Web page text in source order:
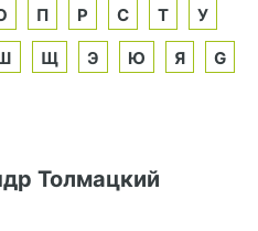
П Р С Т У
Щ Э Ю Я G
Толмацкий